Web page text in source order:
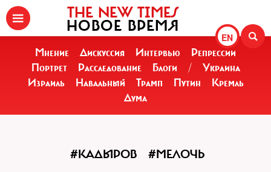
EN
THE NEW TIMES
НОВОЕ ВРЕМЯ
Мнение Дискуссия Интервью
Репрессии
Портрет
Расследование Блоги /
Украина
Израиль
Навальный Трамп Путин
Кремль
Дума
#КАДЫРОВ #МЕЛОЧЬ